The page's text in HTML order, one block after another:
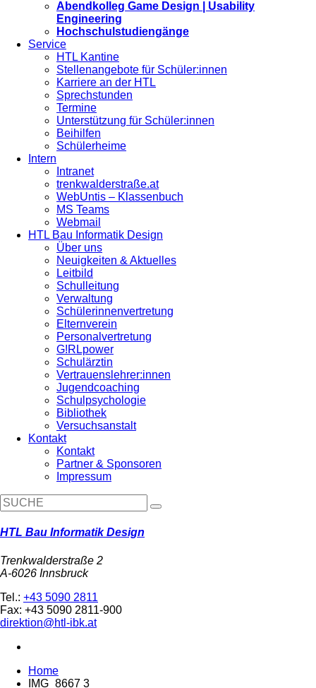
Abendkolleg Game Design | Usability
Engineering
Hochschulstudiengänge
Service
HTL Kantine
Stellenangebote für Schüler:innen
Karriere an der HTL
Sprechstunden
Termine
Unterstützung für Schüler:innen
Beihilfen
Schülerheime
Intern
Intranet
trenkwalderstraße.at
WebUntis – Klassenbuch
MS Teams
Webmail
HTL Bau Informatik Design
Über uns
Neuigkeiten & Aktuelles
Leitbild
Schulleitung
Verwaltung
Schülerinnenvertretung
Elternverein
Personalvertretung
G!RLpower
Schulärztin
Vertrauenslehrer:innen
Jugendcoaching
Schulpsychologie
Bibliothek
Versuchsanstalt
Kontakt
Kontakt
Partner & Sponsoren
Impressum
HTL Bau Informatik Design
Trenkwalderstraße 2
A-6026 Innsbruck
Tel.: +43 5090 2811
Fax: +43 5090 2811-900
direktion@htl-ibk.at
Home
IMG_8667 3